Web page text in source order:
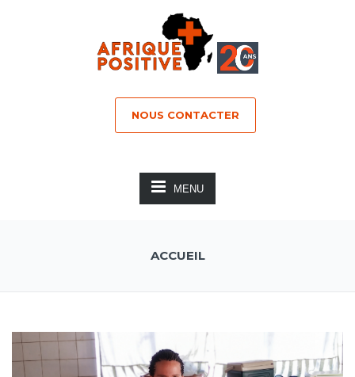
NOUS CONTACTER
MENU
ACCUEIL